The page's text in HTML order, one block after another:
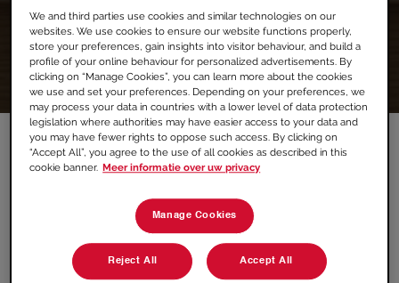
We and third parties use cookies and similar technologies on our
websites. We use cookies to ensure our website functions properly,
store your preferences, gain insights into visitor behaviour, and build a
profile of your online behaviour for personalized advertisements. By
clicking on “Manage Cookies”, you can learn more about the cookies
we use and set your preferences. Depending on your preferences, we
may process your data in countries with a lower level of data protection
legislation where authorities may have easier access to your data and
you may have fewer rights to oppose such access. By clicking on
“Accept All”, you agree to the use of all cookies as described in this
cookie banner. Meer informatie over uw privacy
Manage Cookies
Reject All Accept All